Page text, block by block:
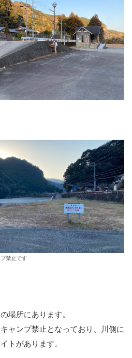
禁止です
場所にあります。
ャンプ禁止となっており、川側に
トがあります。